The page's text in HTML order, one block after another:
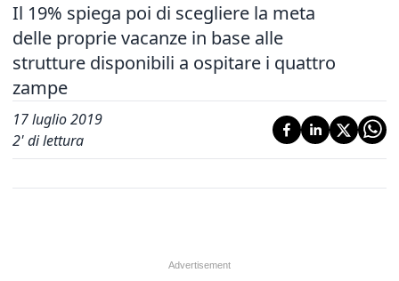
Il 19% spiega poi di scegliere la meta
delle proprie vacanze in base alle
strutture disponibili a ospitare i quattro
zampe
17 luglio 2019
2' di lettura